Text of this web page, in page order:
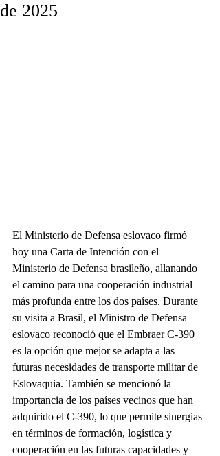
de 2025
El Ministerio de Defensa eslovaco firmó
hoy una Carta de Intención con el
Ministerio de Defensa brasileño, allanando
el camino para una cooperación industrial
más profunda entre los dos países. Durante
su visita a Brasil, el Ministro de Defensa
eslovaco reconoció que el Embraer C-390
es la opción que mejor se adapta a las
futuras necesidades de transporte militar de
Eslovaquia. También se mencionó la
importancia de los países vecinos que han
adquirido el C-390, lo que permite sinergias
en términos de formación, logística y
cooperación en las futuras capacidades y